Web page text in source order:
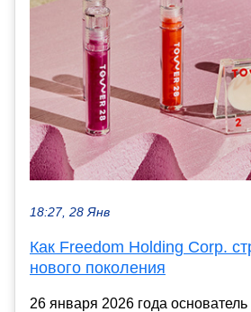
18:27, 28 Янв
Как Freedom Holding Corp.
нового поколения
26 января 2026 года